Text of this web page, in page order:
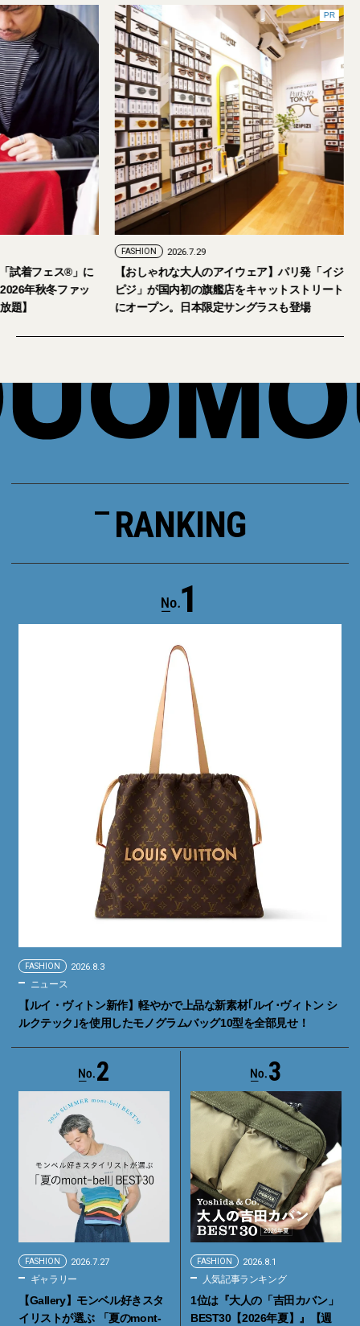
2026年9月5日・6日開催。「試着フェス®︎」に
読者の皆さまをご招待。【2026年秋冬ファッ
ション＆美容アイテム試し放題】
【おしゃれな大人
ピジ」が国内初の
にオープン。日本
RANKING
1
FASHION 2026.8.3
ニュース
【ルイ・ヴィトン新作】軽やかで上品な新素材｢ルイ･ヴィトン シ
ルクテック｣を使用したモノグラムバッグ10型を全部見せ！
2
FASHION 2026.7.27
ギャラリー
【Gallery】モンベル好きスタ
イリストが選ぶ 「夏のmont-
3
FASHION 2026.8.1
人気記事ランキング
1位は『大人の「吉田カバン」
BEST30【2026年夏】』【週